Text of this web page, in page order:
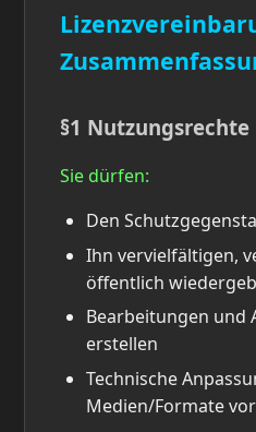
§1 Nutzungsrechte
Sie dürfen:
Den
Ihn vervielfältigen,
öffentlich
Bearbeitungen und
erstellen
Technische
Medien/Formate